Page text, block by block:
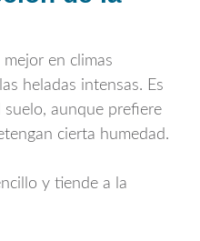
en climas
heladas intensas. Es
aunque prefiere
cierta humedad.
y tiende a la